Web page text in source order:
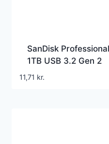
SanDisk
1TB USB 3.2 Gen 2
11,71 kr.